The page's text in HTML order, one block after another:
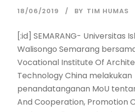
18/06/2019 BY TIM HUMAS
[:id] SEMARANG- Universitas
Walisongo Semarang
Vocational Institute Of
Technology China melakukan
penandatanganan MoU
And Cooperation, Promotion